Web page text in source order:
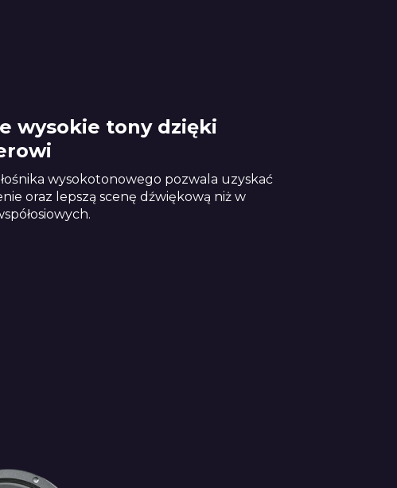
wysokie tony dzięki
wysokotonowego pozwala uzyskać
oraz lepszą scenę dźwiękową niż w